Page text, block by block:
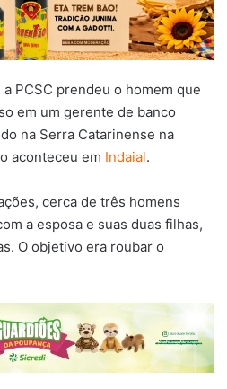
PCSC prendeu o homem que
em um gerente de banco
na Serra Catarinense na
aconteceu em Indaial.
cerca de três homens
a esposa e suas duas filhas,
O objetivo era roubar o